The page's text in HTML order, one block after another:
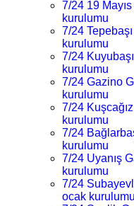
7/24 19
kurulumu
7/24
kurulumu
7/24
kurulumu
7/24 Gazino
kurulumu
7/24
kurulumu
7/24
kurulumu
7/24 Uyanış
kurulumu
7/24
ocak kurulumu